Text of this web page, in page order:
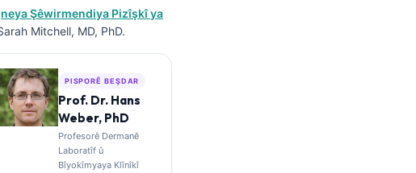
Şêwirmendiya Pizîşkî ya
Mitchell, MD, PhD.
PISPORÊ BEŞDAR
Prof. Dr. Hans
Weber, PhD
Profesorê Dermanê
Laboratîf û
Bîyokîmyaya Klînîkî